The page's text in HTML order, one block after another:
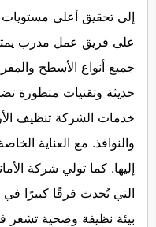
إلى تحقيق أعلى مستويات
على فريق عمل مدرب
جميع أنواع الأسطح
حديثة وتقنيات متطورة
خدمات الشركة تنظيف
والنوافذ. مع العناية
إليها. كما تولي شركة
التي تُحدث فرقًا كبيرًا
بيئة نظيفة وصحية تشعر